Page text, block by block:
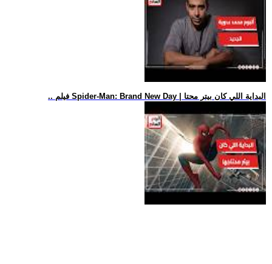
.. فيلم Spider-Man: Brand New Day | البداية اللي كان بيتر محتا